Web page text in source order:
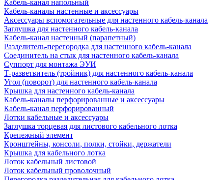
Кабель-канал напольный
Кабель-каналы настенные и аксессуары
Аксессуары вспомогательные для настенного кабель-канала
Заглушка для настенного кабель-канала
Кабель-канал настенный (парапетный)
Разделитель-перегородка для настенного кабель-канала
Соединитель на стык для настенного кабель-канала
Суппорт для монтажа ЭУИ
Т-разветвитель (тройник) для настенного кабель-канала
Угол (поворот) для настенного кабель-канала
Крышка для настенного кабель-канала
Кабель-каналы перфорированные и аксессуары
Кабель-канал перфорированный
Лотки кабельные и аксессуары
Заглушка торцевая для листового кабельного лотка
Крепежный элемент
Кронштейны, консоли, полки, стойки, держатели
Крышка для кабельного лотка
Лоток кабельный листовой
Лоток кабельный проволочный